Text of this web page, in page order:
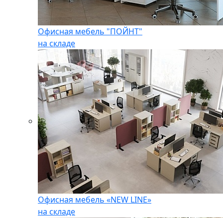
Офисная мебель "ПОЙНТ"
на складе
Офисная мебель «NEW LINE»
на складе